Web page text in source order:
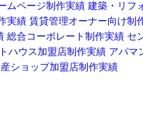
ムページ制作実績 建築・リフ
実績 賃貸管理オーナー向け制
総合コーポレート制作実績 セ
ハウス加盟店制作実績 アパマ
ショップ加盟店制作実績